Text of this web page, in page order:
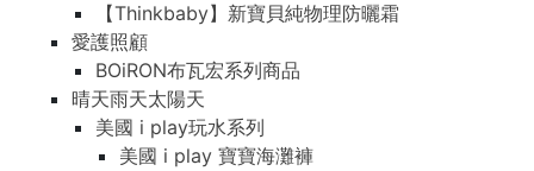
【Thinkbaby】新寶貝純物理防曬霜
愛護照顧
BOiRON布瓦宏系列商品
晴天雨天太陽天
美國 i play玩水系列
美國 i play 寶寶海灘褲